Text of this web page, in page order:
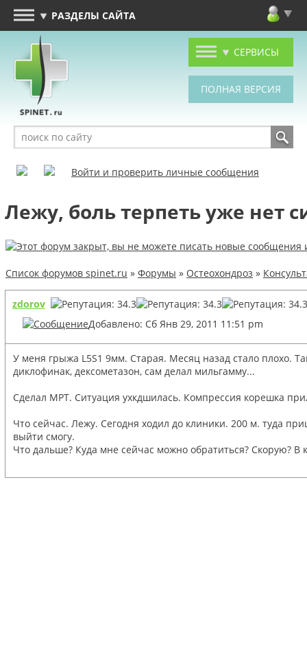
РАЗДЕЛЫ САЙТА
СЕРВИСЫ
Войти и проверить личные сообщения
Лежу, боль терпеть уже нет
Список форумов spinet.ru » Форумы » Остеохондроз »
zdorov
Добавлено: Сб Янв 29, 2011 11:51 pm
У меня грыжа L5S1 9мм. Старая. Месяц назад стало плохо.
диклофинак, дексометазон, сам делал мильгамму...
Сделал МРТ. Ситуация ухкдшилась. Компрессия корешка
Что сейчас. Лежу. Сегодня ходил до клиники. 200 м. туда
выйти смогу.
Что дальше? Куда мне сейчас можно обратиться? Скорую?